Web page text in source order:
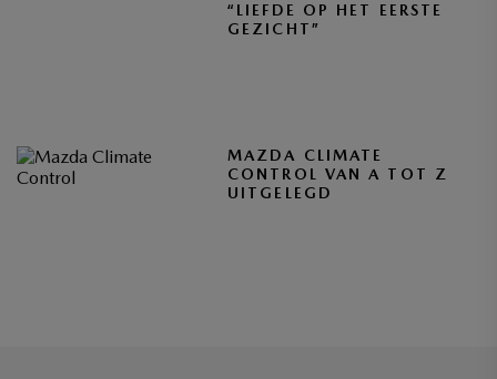
“LIEFDE OP HET EERSTE
GEZICHT”
MAZDA CLIMATE
CONTROL VAN A TOT Z
UITGELEGD